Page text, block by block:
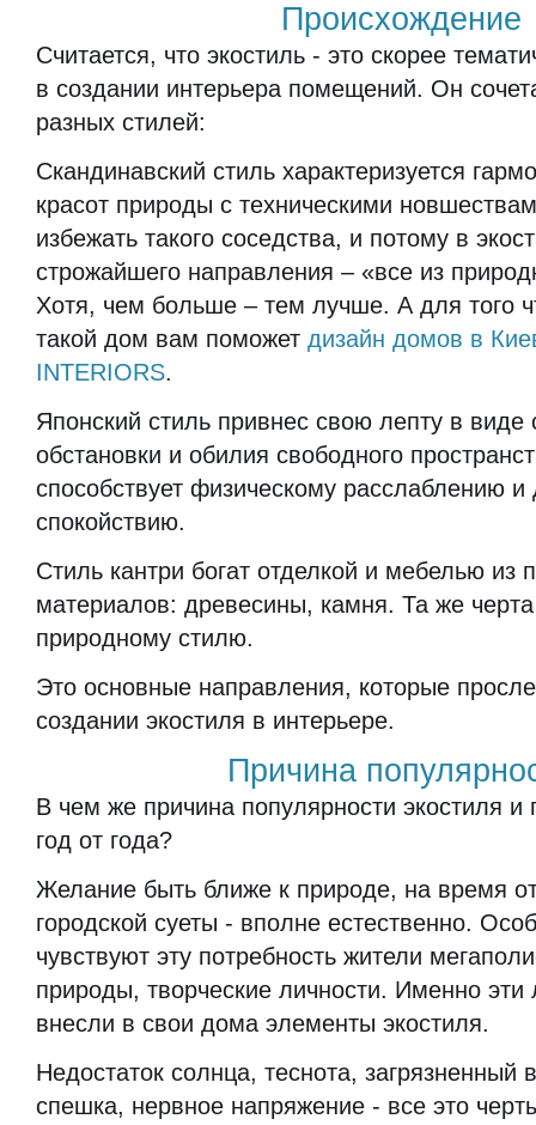
Происхождение
Считается, что экостиль - это скорее
в создании интерьера помещений. Он
разных стилей:
Скандинавский стиль характеризуется
красот природы с техническими
избежать такого соседства, и потому в
строжайшего направления – «все из
Хотя, чем больше – тем лучше. А для того
такой дом вам поможет дизайн домов в
INTERIORS.
Японский стиль привнес свою лепту в виде
обстановки и обилия свободного
способствует физическому расслаблению
спокойствию.
Стиль кантри богат отделкой и мебелью из
материалов: древесины, камня. Та же
природному стилю.
Это основные направления, которые
создании экостиля в интерьере.
Причина
В чем же причина популярности экостиля и
год от года?
Желание быть ближе к природе, на время
городской суеты - вполне естественно.
чувствуют эту потребность жители
природы, творческие личности. Именно
внесли в свои дома элементы экостиля.
Недостаток солнца, теснота, загрязненный
спешка, нервное напряжение - все это